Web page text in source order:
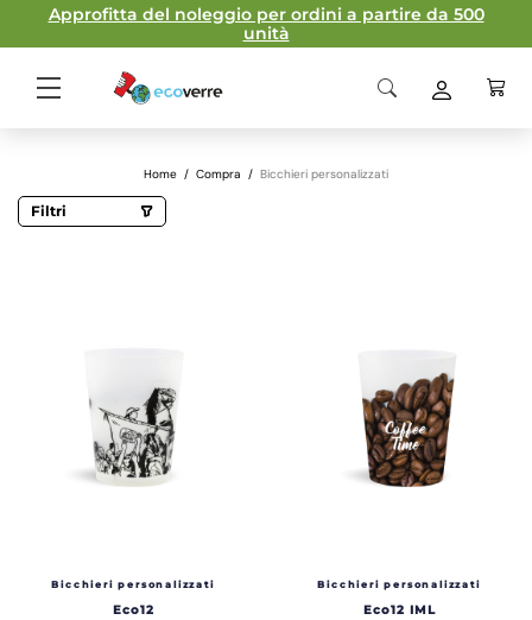
Approfitta del noleggio per ordini a partire da 500
unità
Home / Compra / Bicchieri personalizzati
Filtri
Bicchieri personalizzati
Eco12
Bicchieri personalizzati
Eco12 IML